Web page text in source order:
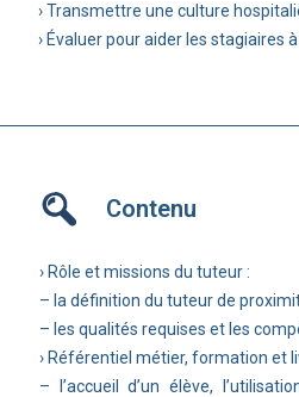
› Transmettre une culture
› Évaluer pour aider les stagiaires
Contenu
› Rôle et missions du tuteur :
– la définition du tuteur de
– les qualités requises et les
› Référentiel métier, formation et
– l’accueil d’un élève,